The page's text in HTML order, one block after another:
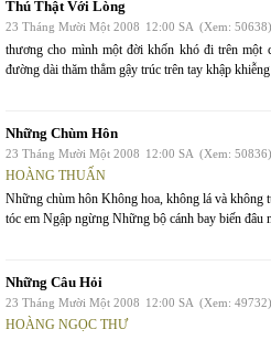
Thú Thật Với Lòng
23 Tháng Mười Một 2008 12:00 SA (Xem: 50638)
thương cho mình một đời khốn khó đi trên một
đường dài thăm thẳm gậy trúc trên tay khập
Những Chùm Hôn
23 Tháng Mười Một 2008 12:00 SA (Xem: 50836)
HOÀNG THUẤN
Những chùm hôn Không hoa, không lá và không
tóc em Ngập ngừng Những bộ cánh bay biến đâu
Những Câu Hỏi
23 Tháng Mười Một 2008 12:00 SA (Xem: 49732)
HOÀNG NGỌC THƯ